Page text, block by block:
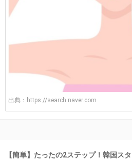
出典： https://search.naver.com
【簡単】たったの2ステップ！韓国ス